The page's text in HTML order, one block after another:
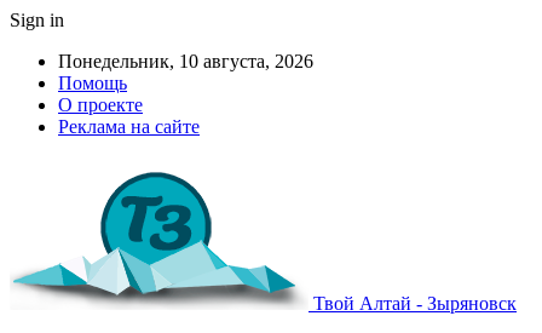
Sign in
Понедельник, 10 августа, 2026
Помощь
О проекте
Реклама на сайте
Твой Алтай - Зыряновск